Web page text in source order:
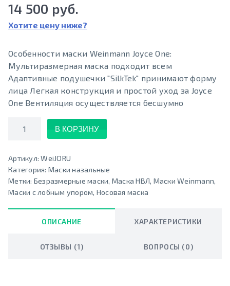
14 500 руб.
Хотите цену ниже?
Особенности маски Weinmann Joyce One:
Мультиразмерная маска подходит всем
Адаптивные подушечки "SilkTek" принимают форму
лица Легкая конструкция и простой уход за Joyce
One Вентиляция осуществляется бесшумно
Количество
В КОРЗИНУ
Артикул:WeiJORU
Категория: Маски назальные
Метки: Безразмерные маски, Маска НВЛ, Маски Weinmann,
Маски с лобным упором, Носовая маска
ОПИСАНИЕ ХАРАКТЕРИСТИКИ
ОТЗЫВЫ (1) ВОПРОСЫ (0)